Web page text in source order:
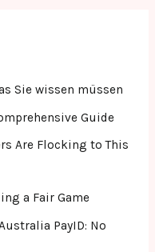
Sie wissen müssen
Guide
Are Flocking to This
a Fair Game
PayID: No